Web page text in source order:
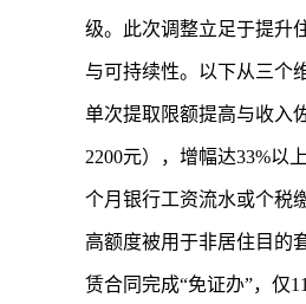
级。此次调整立足于提升
与可持续性。以下从三个
单次提取限额提高与收入
2200元），增幅达33%以
个月银行工资流水或个税
高额度被用于非居住目的
赁合同完成“免证办”，仅